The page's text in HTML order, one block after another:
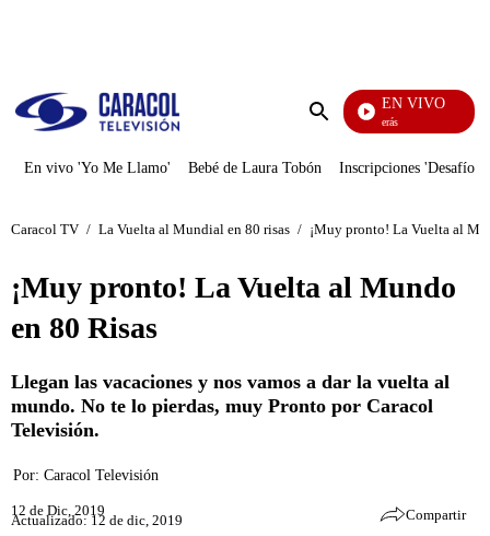
Enviar
EN VIVO
También Caerás
En vivo 'Yo Me Llamo' Bebé de Laura Tobón Inscripciones 'Desafío'
Caracol TV / La Vuelta al Mundial en 80 risas / ¡Muy pronto! La Vuelta al
¡Muy pronto! La Vuelta al Mundo
en 80 Risas
Llegan las vacaciones y nos vamos a dar la vuelta al
mundo. No te lo pierdas, muy Pronto por Caracol
Televisión.
Por: Caracol Televisión
12 de Dic, 2019
Actualizado: 12 de dic, 2019 Compartir